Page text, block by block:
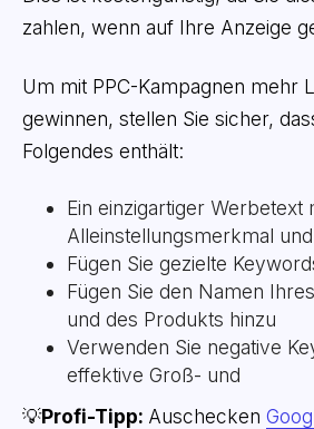
zahlen, wenn auf Ihre Anzeige
Um mit PPC-Kampagnen mehr
gewinnen, stellen Sie sicher,
Folgendes enthält:
Ein einzigartiger Werbetext
Alleinstellungsmerkmal
Fügen Sie gezielte
Fügen Sie den Namen
und des Produkts hinzu
Verwenden Sie negative
effektive Groß- und
💡Profi-Tipp: Auschecken